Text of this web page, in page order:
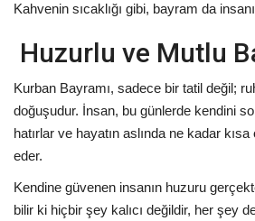
Kahvenin sıcaklığı gibi, bayram da
Huzurlu ve Mutlu
Kurban Bayramı, sadece bir tatil değil;
doğuşudur. İnsan, bu günlerde kendini
hatırlar ve hayatın aslında ne kadar
eder.
Kendine güvenen insanın huzuru
bilir ki hiçbir şey kalıcı değildir, her şey